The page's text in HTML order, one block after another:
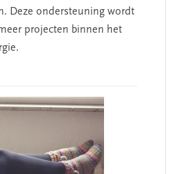
Deze ondersteuning wordt
projecten binnen het